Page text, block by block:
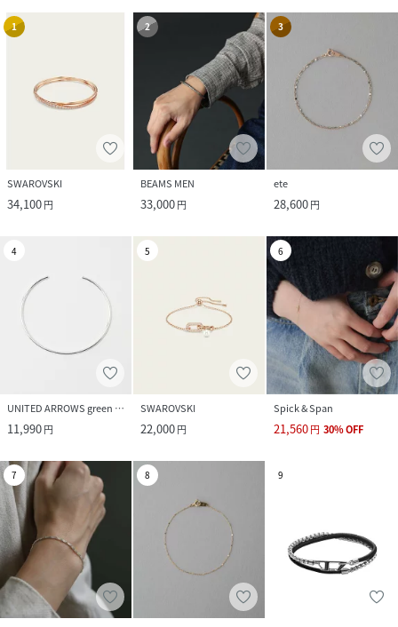
1
SWAROVSKI
34,100円
2
BEAMS MEN
33,000円
3
ete
28,600円
4
UNITED ARROWS green label relaxing
11,990円
5
SWAROVSKI
22,000円
6
Spick & Span
21,560円 30%OFF
7 8 9